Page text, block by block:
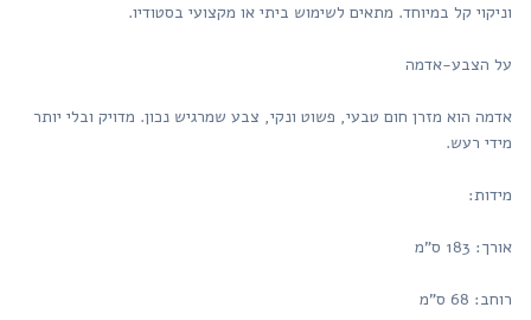
וניקוי קל במיוחד. מתאים לשימוש ביתי או מקצועי בסטודיו.
על הצבע-אדמה
אדמה הוא מזרן חום טבעי, פשוט ונקי, צבע שמרגיש נכון. מדויק ובלי יותר
מידי רעש.
מידות:
אורך: 183 ס”מ
רוחב: 68 ס”מ